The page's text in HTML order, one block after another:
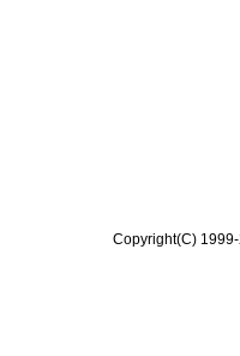
Copyright(C)